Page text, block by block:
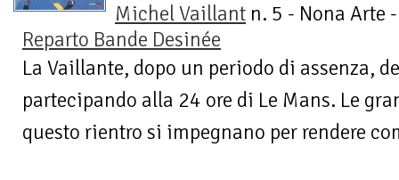
Michel Vaillant n. 5 - Nona Arte -
Reparto Bande Desinée
La Vaillante, dopo un periodo di assenza,
partecipando alla 24 ore di Le Mans. Le
questo rientro si impegnano per rendere